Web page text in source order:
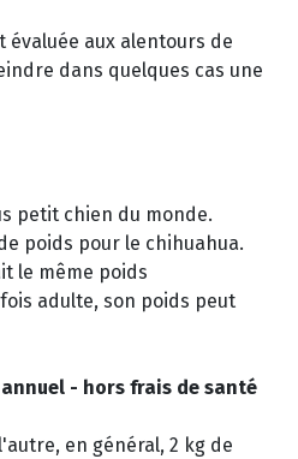
évaluée aux alentours de
dans quelques cas une
petit chien du monde.
poids pour le chihuahua.
le même poids
adulte, son poids peut
- hors frais de santé
en général, 2 kg de